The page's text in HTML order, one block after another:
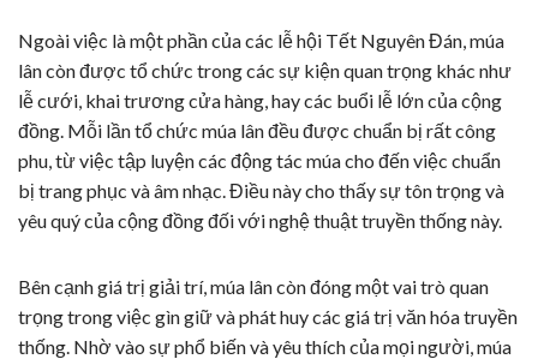
Ngoài việc là một phần của các lễ hội Tết Nguyên Đán, múa
lân còn được tổ chức trong các sự kiện quan trọng khác như
lễ cưới, khai trương cửa hàng, hay các buổi lễ lớn của cộng
đồng. Mỗi lần tổ chức múa lân đều được chuẩn bị rất công
phu, từ việc tập luyện các động tác múa cho đến việc chuẩn
bị trang phục và âm nhạc. Điều này cho thấy sự tôn trọng và
yêu quý của cộng đồng đối với nghệ thuật truyền thống này.
Bên cạnh giá trị giải trí, múa lân còn đóng một vai trò quan
trọng trong việc gìn giữ và phát huy các giá trị văn hóa truyền
thống. Nhờ vào sự phổ biến và yêu thích của mọi người, múa